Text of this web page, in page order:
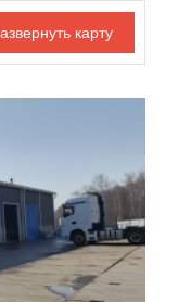
Обмен
С фото